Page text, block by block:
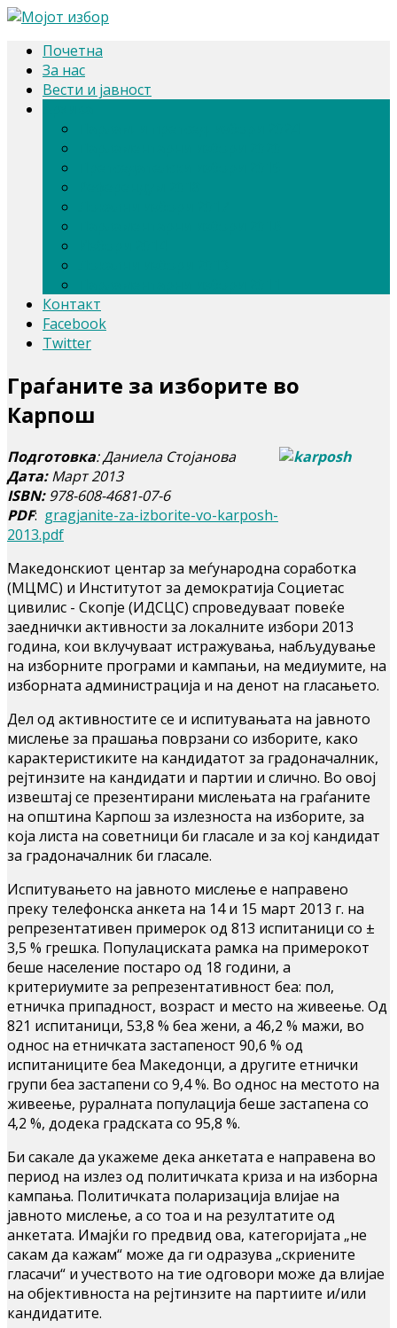
Почетна
За нас
Вести и јавност
Контакт
Facebook
Twitter
Граѓаните за изборите во
Карпош
Подготовка: Даниела Стојанова
Дата:Март 2013
ISBN:978-608-4681-07-6
PDF: gragjanite-za-izborite-vo-karposh-
2013.pdf
Македонскиот центар за меѓународна соработка
(МЦМС) и Институтот за демократија Социетас
цивилис - Скопје (ИДСЦС) спроведуваат повеќе
заеднички активности за локалните избори 2013
година, кои вклучуваат истражувања, набљудување
на изборните програми и кампањи, на медиумите, на
изборната администрација и на денот на гласањето.
Дел од активностите се и испитувањата на јавното
мислење за прашања поврзани со изборите, како
карактеристиките на кандидатот за градоначалник,
рејтинзите на кандидати и партии и слично. Во овој
извештај се презентирани мислењата на граѓаните
на општина Карпош за излезноста на изборите, за
која листа на советници би гласале и за кој кандидат
за градоначалник би гласале.
Испитувањето на јавното мислење е направено
преку телефонска анкета на 14 и 15 март 2013 г. на
репрезентативен примерок од 813 испитаници со ±
3,5 % грешка. Популациската рамка на примерокот
беше население постаро од 18 години, а
критериумите за репрезентативност беа: пол,
етничка припадност, возраст и место на живеење. Од
821 испитаници, 53,8 % беа жени, а 46,2 % мажи, во
однос на етничката застапеност 90,6 % од
испитаниците беа Македонци, а другите етнички
групи беа застапени со 9,4 %. Во однос на местото на
живеење, руралната популација беше застапена со
4,2 %, додека градската со 95,8 %.
Би сакале да укажеме дека анкетата е направена во
период на излез од политичката криза и на изборна
кампања. Политичката поларизација влијае на
јавното мислење, а со тоа и на резултатите од
анкетата. Имајќи го предвид ова, категоријата „не
сакам да кажам“ може да ги одразува „скриените
гласачи“ и учеството на тие одговори може да влијае
на објективноста на рејтинзите на партиите и/или
кандидатите.